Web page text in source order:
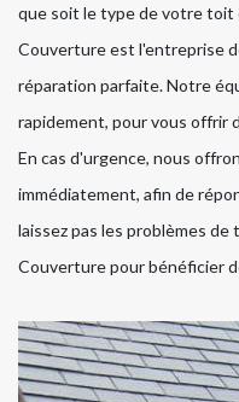
que soit le type de votre toit
Couverture est l'entreprise
réparation parfaite. Notre
rapidement, pour vous offrir
En cas d'urgence, nous
immédiatement, afin de
laissez pas les problèmes
Couverture pour bénéficier